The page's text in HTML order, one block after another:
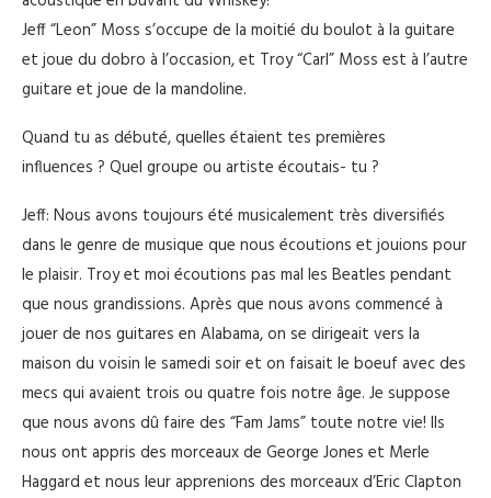
Jeff “Leon” Moss s’occupe de la moitié du boulot à la guitare
et joue du dobro à l’occasion, et Troy “Carl” Moss est à l’autre
guitare et joue de la mandoline.
Quand tu as débuté, quelles étaient tes premières
influences ? Quel groupe ou artiste écoutais- tu ?
Jeff: Nous avons toujours été musicalement très diversifiés
dans le genre de musique que nous écoutions et jouions pour
le plaisir. Troy et moi écoutions pas mal les Beatles pendant
que nous grandissions. Après que nous avons commencé à
jouer de nos guitares en Alabama, on se dirigeait vers la
maison du voisin le samedi soir et on faisait le boeuf avec des
mecs qui avaient trois ou quatre fois notre âge. Je suppose
que nous avons dû faire des “Fam Jams” toute notre vie! Ils
nous ont appris des morceaux de George Jones et Merle
Haggard et nous leur apprenions des morceaux d’Eric Clapton